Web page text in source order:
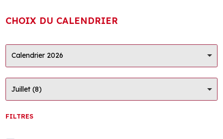
CHOIX DU CALENDRIER
Calendrier 2026
Juillet (8)
FILTRES